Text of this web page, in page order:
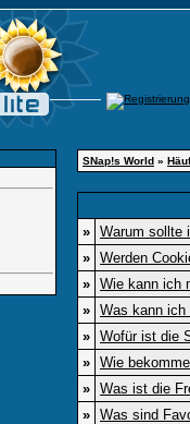
SNap!s World »
» Warum sollte
» Werden
» Wie kann ich
» Was kann ich
» Wofür ist die
» Wie
» Was ist die
» Was sind